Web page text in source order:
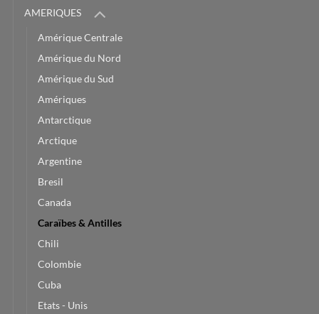
AMERIQUES
Amérique Centrale
Amérique du Nord
Amérique du Sud
Amériques
Antarctique
Arctique
Argentine
Bresil
Canada
Caraïbes & Antilles
Chili
Colombie
Cuba
Etats - Unis